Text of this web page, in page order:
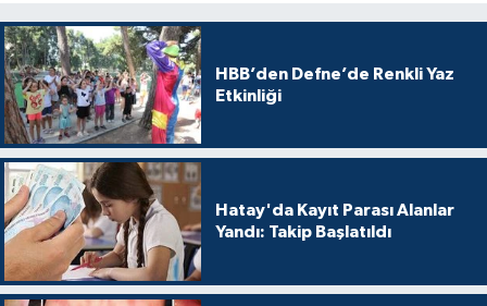
HBB’den Defne’de Renkli Yaz
Etkinliği
Hatay'da Kayıt Parası Alanlar
Yandı: Takip Başlatıldı